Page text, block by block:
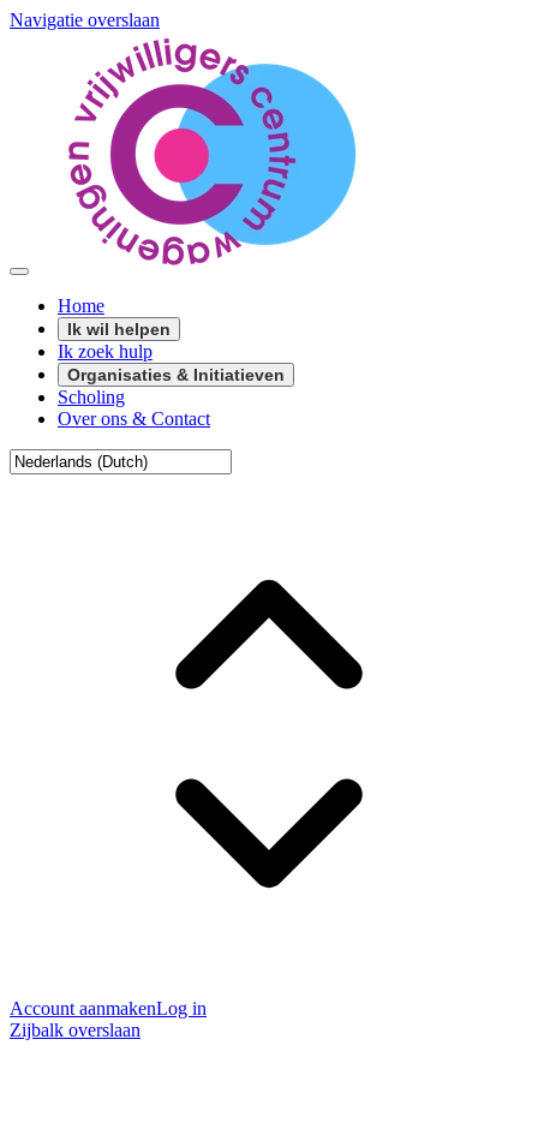
Navigatie overslaan
Home
Ik wil helpen
Ik zoek hulp
Organisaties & Initiatieven
Scholing
Over ons & Contact
Account aanmakenLog in
Zijbalk overslaan